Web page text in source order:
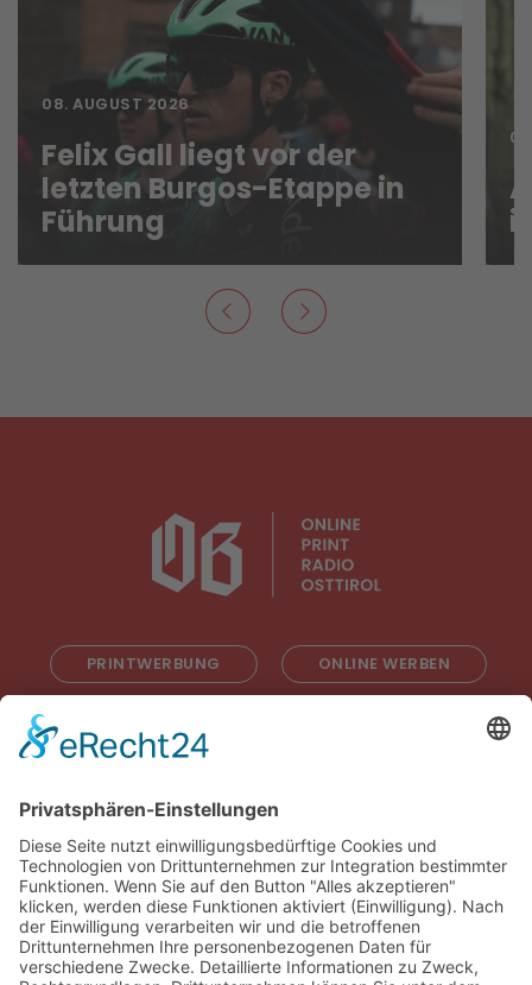
08. AUGUST 2026
Felix Gall liegt vor der
letzten Burgos-Etappe in
Führung
PRINTWERBUNG ONLINE WERBEN